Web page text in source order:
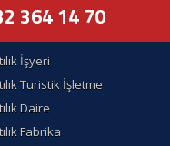
364 14 70
İşyeri
Turistik İşletme
Daire
Fabrika